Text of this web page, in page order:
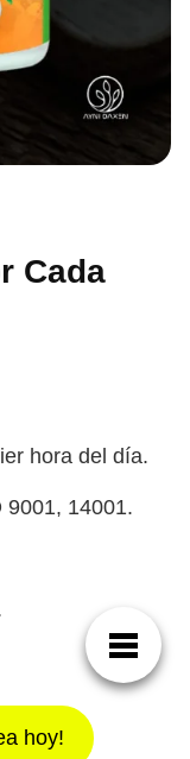
Cada
hora del día.
9001, 14001.
hoy!